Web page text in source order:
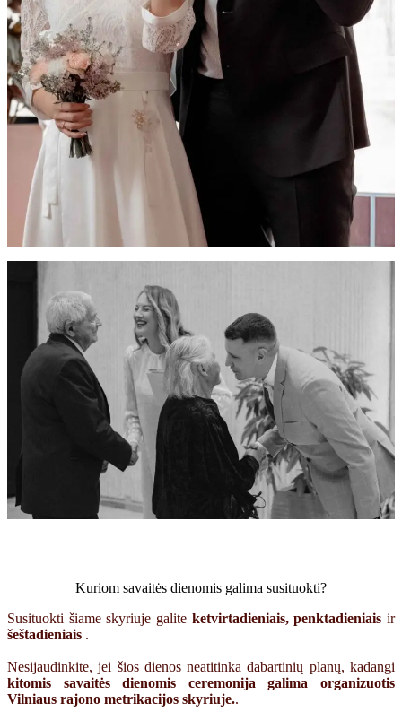
Kuriom savaitės dienomis galima susituokti?
Susituokti šiame skyriuje galite ketvirtadieniais, penktadieniaisir
šeštadieniais .
Nesijaudinkite, jei šios dienos neatitinka dabartinių planų, kadangi
kitomis savaitės dienomis ceremonija galima organizuotis
Vilniaus rajono metrikacijos skyriuje..